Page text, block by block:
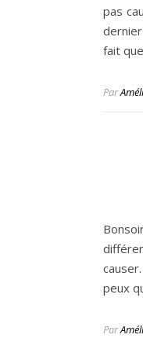
pas
fait
Par
peux
Par